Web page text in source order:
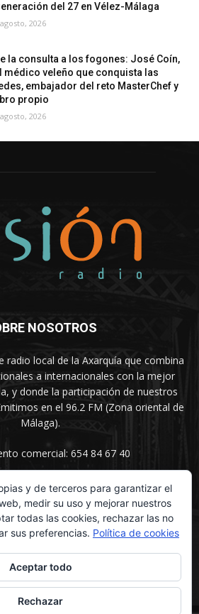
del 27 en Vélez-Málaga
2026
la consulta a los fogones: José Coín,
médico veleño que conquista las
embajador del reto MasterChef y
propio
2026
NOSOTROS
radio local de la Axarquía que combina
a internacionales con la mejor
y donde la participación de nuestros
en el 96.2 FM (Zona oriental de
Málaga).
comercial: 654 84 67 40
SÍGUENOS
y de terceros para garantizar el
medir su uso y mejorar nuestros
todas las cookies, rechazar las no
sus preferencias. Política de cookies
Aceptar todo
Rechazar